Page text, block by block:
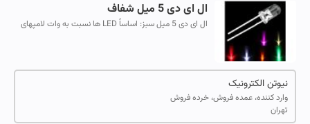
ال ای دی 5 میل شفاف
ال ای دی 5 میل سبز: اساساً LED ها نسبت به وات لامپهای
نیوتن الکترونیک
وارد کننده، عمده فروش، خرده فروش
تهران